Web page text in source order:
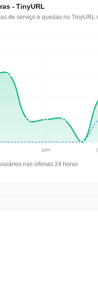
- TinyURL
de serviço e quedas no TinyURL
nas últimas 24 horas